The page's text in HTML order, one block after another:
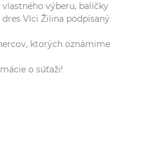
výberu, balíčky
Vlci Žilina podpísaný
ktorých oznámime
o súťaži!